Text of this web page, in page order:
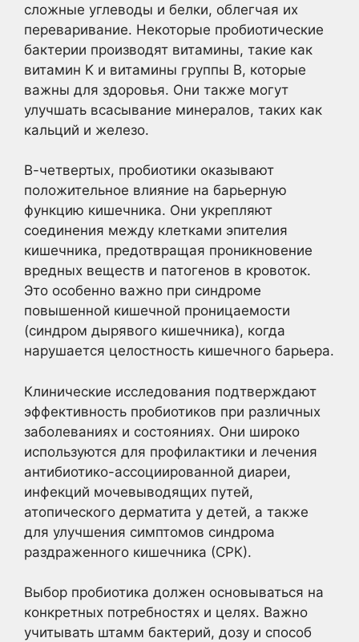
сложные углеводы и белки, облегчая их
переваривание. Некоторые пробиотические
бактерии производят витамины, такие как
витамин K и витамины группы B, которые
важны для здоровья. Они также могут
улучшать всасывание минералов, таких как
кальций и железо.
В-четвертых, пробиотики оказывают
положительное влияние на барьерную
функцию кишечника. Они укрепляют
соединения между клетками эпителия
кишечника, предотвращая проникновение
вредных веществ и патогенов в кровоток.
Это особенно важно при синдроме
повышенной кишечной проницаемости
(синдром дырявого кишечника), когда
нарушается целостность кишечного барьера.
Клинические исследования подтверждают
эффективность пробиотиков при различных
заболеваниях и состояниях. Они широко
используются для профилактики и лечения
антибиотико-ассоциированной диареи,
инфекций мочевыводящих путей,
атопического дерматита у детей, а также
для улучшения симптомов синдрома
раздраженного кишечника (СРК).
Выбор пробиотика должен основываться на
конкретных потребностях и целях. Важно
учитывать штамм бактерий, дозу и способ